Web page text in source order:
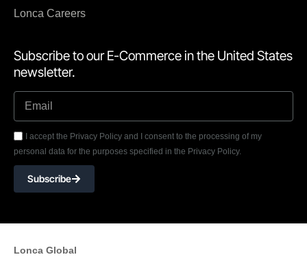
Lonca Careers
Subscribe to our E-Commerce in the United States
newsletter.
I accept the Privacy Policy and I consent to the processing of my
personal data for the purposes specified in the Privacy Policy.
Subscribe
Lonca Global